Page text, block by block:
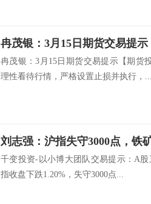
冉茂银：3月15日期货交易提示
冉茂银：3月15日期货交易提示【期货
理性看待行情，严格设置止损并执行，
刘志强：沪指失守3000点，铁
千变投资-以小博大团队交易提示：A
指收盘下跌1.20%，失守3000点...